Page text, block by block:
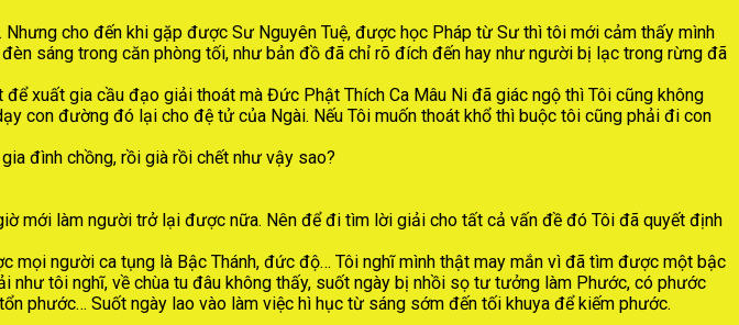
cho đến khi gặp được Sư Nguyên Tuệ, được học Pháp từ Sư thì tôi mới cảm thấy mình
sáng trong căn phòng tối, như bản đồ đã chỉ rõ đích đến hay như người bị lạc trong rừng đã
xuất gia cầu đạo giải thoát mà Đức Phật Thích Ca Mâu Ni đã giác ngộ thì Tôi cũng không
con đường đó lại cho đệ tử của Ngài. Nếu Tôi muốn thoát khổ thì buộc tôi cũng phải đi con
đình chồng, rồi già rồi chết như vậy sao?
mới làm người trở lại được nữa. Nên để đi tìm lời giải cho tất cả vấn đề đó Tôi đã quyết định
mọi người ca tụng là Bậc Thánh, đức độ… Tôi nghĩ mình thật may mắn vì đã tìm được một bậc
tôi nghĩ, về chùa tu đâu không thấy, suốt ngày bị nhồi sọ tư tưởng làm Phước, có phước
phước… Suốt ngày lao vào làm việc hì hục từ sáng sớm đến tối khuya để kiếm phước.